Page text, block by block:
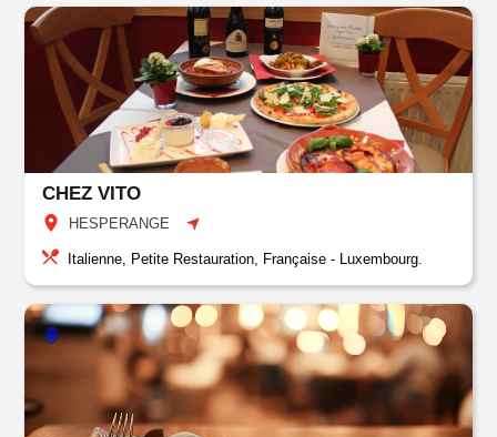
CHEZ VITO
HESPERANGE
Italienne, Petite Restauration, Française - Luxembourg.